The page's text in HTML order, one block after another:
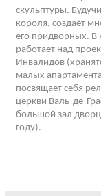
скульптуры.
короля, создаёт
его придворных. В
работает над
Инвалидов
малых
посвящает себя
церкви Валь-де-
большой зал
году).